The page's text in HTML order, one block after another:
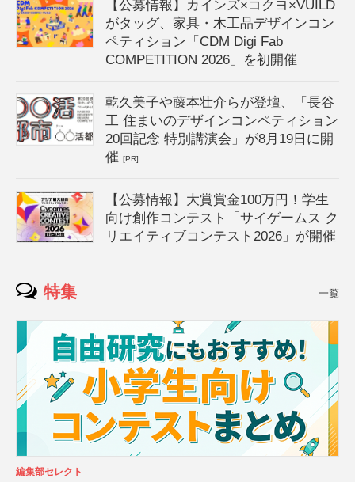
【公募情報】カインズ×コクヨ×VUILD
がタッグ、家具・木工品デザインコン
ペティション「CDM Digi Fab
COMPETITION 2026」を初開催
乾久美子や藤本壮介らが登壇、「長谷
工 住まいのデザインコンペティション
20回記念 特別講演会」が8月19日に開
催[PR]
【公募情報】大賞賞金100万円！学生
向け創作コンテスト「サイゲームス ク
リエイティブコンテスト2026」が開催
特集 一覧
編集部セレクト